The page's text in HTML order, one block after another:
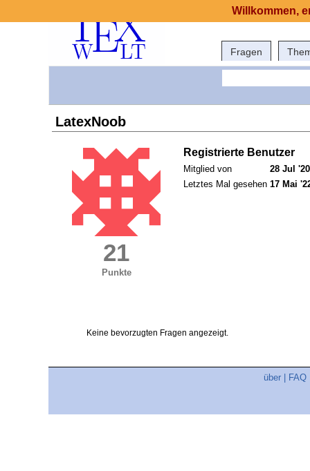
Fragen
LatexNoob
21
Punkte
Registrierte Benutzer
Mitglied von
28 Jul
Letztes Mal gesehen 17 Mai
Keine bevorzugten Fragen angezeigt.
über FAQ
Willkommen,